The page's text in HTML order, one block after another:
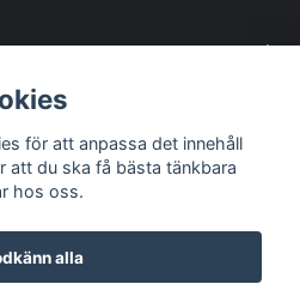
för att anpassa det innehåll
att du ska få bästa tänkbara
hos oss.
alla